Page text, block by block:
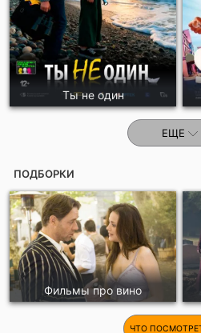
Ты не один
ЕЩЕ
ПОДБОРКИ
Фильмы про вино
ЧТО